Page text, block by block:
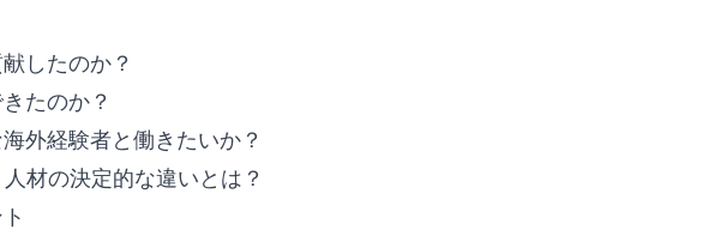
したのか？
たのか？
外経験者と働きたいか？
材の決定的な違いとは？